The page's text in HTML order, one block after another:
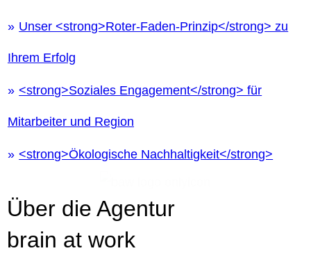
Unser <strong>Roter-Faden-Prinzip</strong> zu
Ihrem Erfolg
<strong>Soziales Engagement</strong> für
Mitarbeiter und Region
<strong>Ökologische Nachhaltigkeit</strong>
Über die Agentur
brain at work